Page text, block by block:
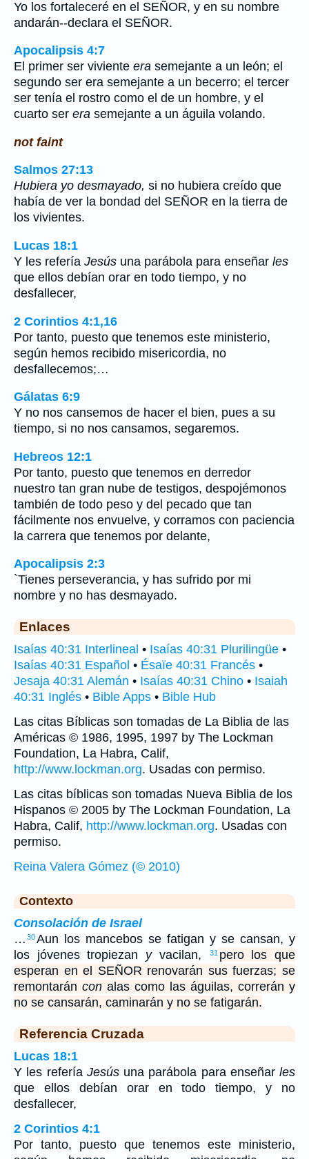
Yo los fortaleceré en el SEÑOR, y en su nombre
andarán--declara el SEÑOR.
Apocalipsis 4:7
El primer ser viviente era semejante a un león; el
segundo ser era semejante a un becerro; el tercer
ser tenía el rostro como el de un hombre, y el
cuarto ser era semejante a un águila volando.
not faint
Salmos 27:13
Hubiera yo desmayado, si no hubiera creído que
había de ver la bondad del SEÑOR en la tierra de
los vivientes.
Lucas 18:1
Y les refería Jesús una parábola para enseñar les
que ellos debían orar en todo tiempo, y no
desfallecer,
2 Corintios 4:1,16
Por tanto, puesto que tenemos este ministerio,
según hemos recibido misericordia, no
desfallecemos;…
Gálatas 6:9
Y no nos cansemos de hacer el bien, pues a su
tiempo, si no nos cansamos, segaremos.
Hebreos 12:1
Por tanto, puesto que tenemos en derredor
nuestro tan gran nube de testigos, despojémonos
también de todo peso y del pecado que tan
fácilmente nos envuelve, y corramos con paciencia
la carrera que tenemos por delante,
Apocalipsis 2:3
`Tienes perseverancia, y has sufrido por mi
nombre y no has desmayado.
Enlaces
Isaías 40:31 Interlineal • Isaías 40:31 Plurilingüe •
Isaías 40:31 Español • Ésaïe 40:31 Francés •
Jesaja 40:31 Alemán • Isaías 40:31 Chino • Isaiah
40:31 Inglés • Bible Apps • Bible Hub
Las citas Bíblicas son tomadas de La Biblia de las
Américas © 1986, 1995, 1997 by The Lockman
Foundation, La Habra, Calif,
http://www.lockman.org. Usadas con permiso.
Las citas bíblicas son tomadas Nueva Biblia de los
Hispanos © 2005 by The Lockman Foundation, La
Habra, Calif, http://www.lockman.org. Usadas con
permiso.
Reina Valera Gómez (© 2010)
Contexto
Consolación de Israel
… 30Aun los mancebos se fatigan y se cansan, y
los jóvenes tropiezan yvacilan, 31 pero los que
esperan en el SEÑOR renovarán sus fuerzas; se
remontarán con alas como las águilas, correrán y
no se cansarán, caminarán y no se fatigarán.
Referencia Cruzada
Lucas 18:1
Y les refería Jesúsuna parábola para enseñar les
que ellos debían orar en todo tiempo, y no
desfallecer,
2 Corintios 4:1
Por tanto, puesto que tenemos este ministerio,